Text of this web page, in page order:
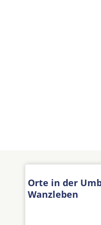
Orte in der
Wanzleben